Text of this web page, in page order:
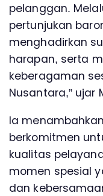
pelanggan.
pertunjukan
menghadirkan
harapan, serta
keberagaman
Nusantara,” ujar
Ia
berkomitmen
kualitas
momen spesial
dan